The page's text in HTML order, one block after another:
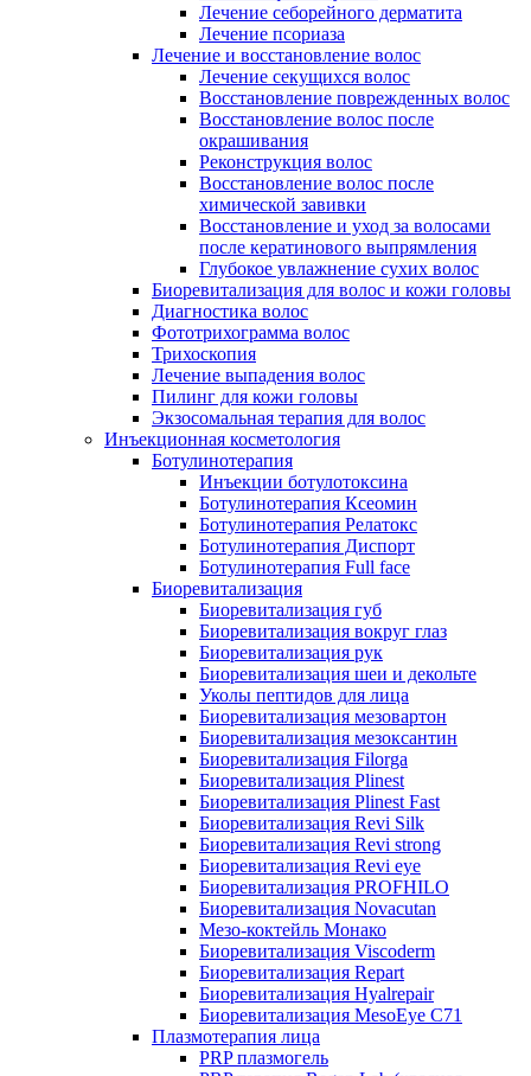
Лечение себорейного дерматита
Лечение псориаза
Лечение и восстановление волос
Лечение секущихся волос
Восстановление поврежденных волос
Восстановление волос после
окрашивания
Реконструкция волос
Восстановление волос после
химической завивки
Восстановление и уход за волосами
после кератинового выпрямления
Глубокое увлажнение сухих волос
Биоревитализация для волос и кожи головы
Диагностика волос
Фототрихограмма волос
Трихоскопия
Лечение выпадения волос
Пилинг для кожи головы
Экзосомальная терапия для волос
Инъекционная косметология
Ботулинотерапия
Инъекции ботулотоксина
Ботулинотерапия Ксеомин
Ботулинотерапия Релатокс
Ботулинотерапия Диспорт
Ботулинотерапия Full face
Биоревитализация
Биоревитализация губ
Биоревитализация вокруг глаз
Биоревитализация рук
Биоревитализация шеи и декольте
Уколы пептидов для лица
Биоревитализация мезовартон
Биоревитализация мезоксантин
Биоревитализация Filorga
Биоревитализация Plinest
Биоревитализация Plinest Fast
Биоревитализация Revi Silk
Биоревитализация Revi strong
Биоревитализация Revi eye
Биоревитализация PROFHILO
Биоревитализация Novacutan
Мезо-коктейль Монако
Биоревитализация Viscoderm
Биоревитализация Repart
Биоревитализация Hyalrepair
Биоревитализация MesoEye C71
Плазмотерапия лица
PRP плазмогель